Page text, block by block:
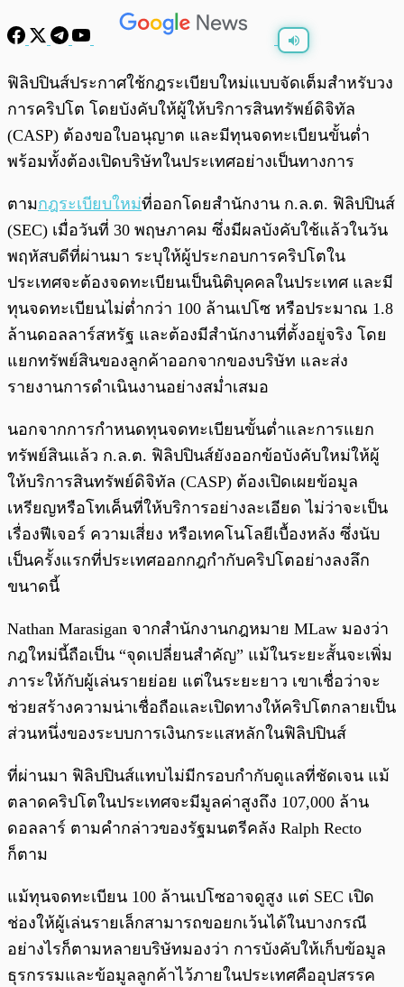
พร้อมเล่น 0:00 / 0:00
ฟิลิปปินส์ประกาศใช้กฎระเบียบใหม่แบบจัดเต็มสำหรับวง
การคริปโต โดยบังคับให้ผู้ให้บริการสินทรัพย์ดิจิทัล
(CASP) ต้องขอใบอนุญาต และมีทุนจดทะเบียนขั้นต่ำ
พร้อมทั้งต้องเปิดบริษัทในประเทศอย่างเป็นทางการ
ตามกฎระเบียบใหม่ที่ออกโดยสำนักงาน ก.ล.ต. ฟิลิปปินส์
(SEC) เมื่อวันที่ 30 พฤษภาคม ซึ่งมีผลบังคับใช้แล้วในวัน
พฤหัสบดีที่ผ่านมา ระบุให้ผู้ประกอบการคริปโตใน
ประเทศจะต้องจดทะเบียนเป็นนิติบุคคลในประเทศ และมี
ทุนจดทะเบียนไม่ต่ำกว่า 100 ล้านเปโซ หรือประมาณ 1.8
ล้านดอลลาร์สหรัฐ และต้องมีสำนักงานที่ตั้งอยู่จริง โดย
แยกทรัพย์สินของลูกค้าออกจากของบริษัท และส่ง
รายงานการดำเนินงานอย่างสม่ำเสมอ
นอกจากการกำหนดทุนจดทะเบียนขั้นต่ำและการแยก
ทรัพย์สินแล้ว ก.ล.ต. ฟิลิปปินส์ยังออกข้อบังคับใหม่ให้ผู้
ให้บริการสินทรัพย์ดิจิทัล (CASP) ต้องเปิดเผยข้อมูล
เหรียญหรือโทเค็นที่ให้บริการอย่างละเอียด ไม่ว่าจะเป็น
เรื่องฟีเจอร์ ความเสี่ยง หรือเทคโนโลยีเบื้องหลัง ซึ่งนับ
เป็นครั้งแรกที่ประเทศออกกฎกำกับคริปโตอย่างลงลึก
ขนาดนี้
Nathan Marasigan จากสำนักงานกฎหมาย MLaw มองว่า
กฎใหม่นี้ถือเป็น “จุดเปลี่ยนสำคัญ” แม้ในระยะสั้นจะเพิ่ม
ภาระให้กับผู้เล่นรายย่อย แต่ในระยะยาว เขาเชื่อว่าจะ
ช่วยสร้างความน่าเชื่อถือและเปิดทางให้คริปโตกลายเป็น
ส่วนหนึ่งของระบบการเงินกระแสหลักในฟิลิปปินส์
ที่ผ่านมา ฟิลิปปินส์แทบไม่มีกรอบกำกับดูแลที่ชัดเจน แม้
ตลาดคริปโตในประเทศจะมีมูลค่าสูงถึง 107,000 ล้าน
ดอลลาร์ ตามคำกล่าวของรัฐมนตรีคลัง Ralph Recto
ก็ตาม
แม้ทุนจดทะเบียน 100 ล้านเปโซอาจดูสูง แต่ SEC เปิด
ช่องให้ผู้เล่นรายเล็กสามารถขอยกเว้นได้ในบางกรณี
อย่างไรก็ตามหลายบริษัทมองว่า การบังคับให้เก็บข้อมูล
ธุรกรรมและข้อมูลลูกค้าไว้ภายในประเทศคืออุปสรรค